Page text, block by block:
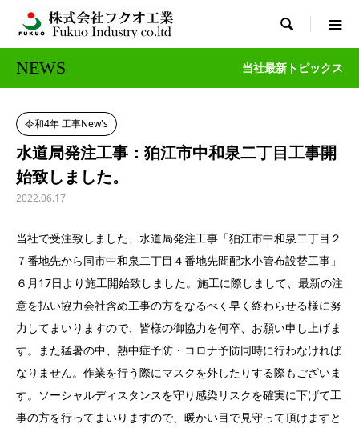

NEWS 当社最新トピックス
令和4年 工事New's
水道局発注工事：狛江市中和泉二丁目工事開
始致しました。
2022.06.17
当社で受注致しました、水道局発注工事「狛江市中和泉二丁目２
７番地先から同市中和泉二丁目４番地先間配水小管布設替工事」
６月17日より施工開始致しました。施工に際しまして、最新の注
意を払い協力会社含め工事の方をなるべく早く終わらせる様に努
力してまいりますので、皆様の御協力を何卒、お願い申し上げま
す。また猛暑の中、熱中症予防・コロナ予防同時に行わなければ
なりません。作業を行う際にマスクを外したりする際もございま
す。ソーシャルディスタンスを守り感染リスクを確実に下げて工
事の方を行ってまいりますので、暖かい目で見守って頂けますと